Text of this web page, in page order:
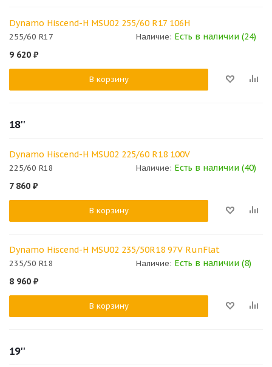
Dynamo Hiscend-H MSU02 255/60 R17 106H
255/60 R17 Наличие: Есть в наличии (24)
9 620 ₽
В корзину
18''
Dynamo Hiscend-H MSU02 225/60 R18 100V
225/60 R18 Наличие: Есть в наличии (40)
7 860 ₽
В корзину
Dynamo Hiscend-H MSU02 235/50R18 97V RunFlat
235/50 R18 Наличие: Есть в наличии (8)
8 960 ₽
В корзину
19''